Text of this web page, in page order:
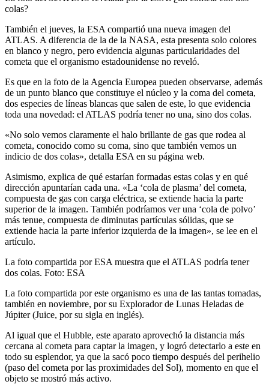
colas?
También el jueves, la ESA compartió una nueva imagen del
ATLAS. A diferencia de la de la NASA, esta presenta solo colores
en blanco y negro, pero evidencia algunas particularidades del
cometa que el organismo estadounidense no reveló.
Es que en la foto de la Agencia Europea pueden observarse, además
de un punto blanco que constituye el núcleo y la coma del cometa,
dos especies de líneas blancas que salen de este, lo que evidencia
toda una novedad: el ATLAS podría tener no una, sino dos colas.
«No solo vemos claramente el halo brillante de gas que rodea al
cometa, conocido como su coma, sino que también vemos un
indicio de dos colas», detalla ESA en su página web.
Asimismo, explica de qué estarían formadas estas colas y en qué
dirección apuntarían cada una. «La ‘cola de plasma’ del cometa,
compuesta de gas con carga eléctrica, se extiende hacia la parte
superior de la imagen. También podríamos ver una ‘cola de polvo’
más tenue, compuesta de diminutas partículas sólidas, que se
extiende hacia la parte inferior izquierda de la imagen», se lee en el
artículo.
La foto compartida por ESA muestra que el ATLAS podría tener
dos colas. Foto: ESA
La foto compartida por este organismo es una de las tantas tomadas,
también en noviembre, por su Explorador de Lunas Heladas de
Júpiter (Juice, por su sigla en inglés).
Al igual que el Hubble, este aparato aprovechó la distancia más
cercana al cometa para captar la imagen, y logró detectarlo a este en
todo su esplendor, ya que la sacó poco tiempo después del perihelio
(paso del cometa por las proximidades del Sol), momento en que el
objeto se mostró más activo.